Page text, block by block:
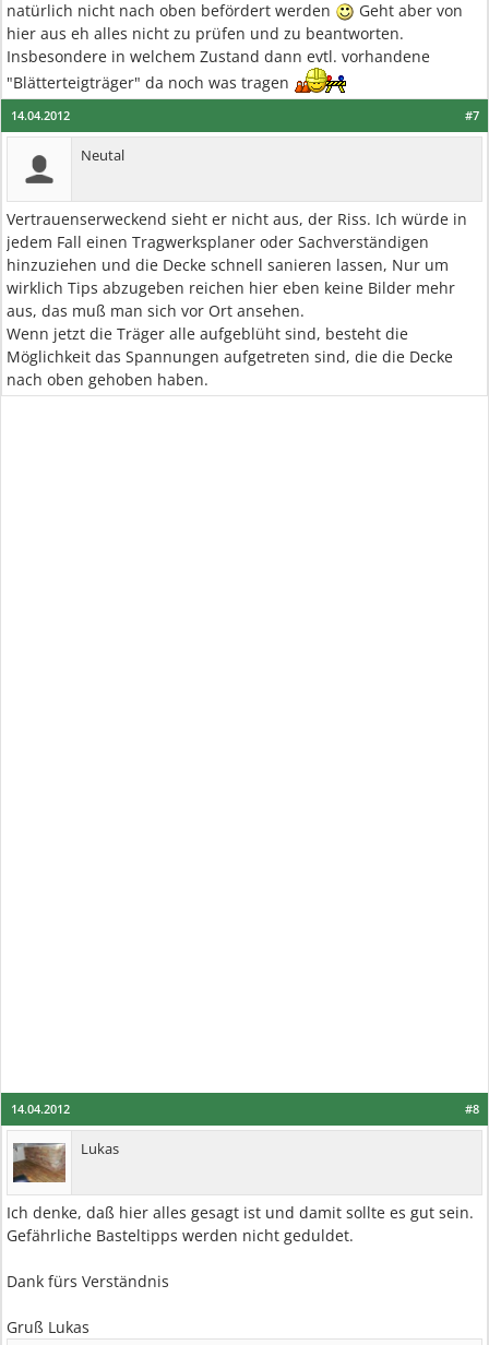
natürlich nicht nach oben befördert werden
Geht aber von
hier aus eh alles nicht zu prüfen und zu beantworten.
Insbesondere in welchem Zustand dann evtl. vorhandene
"Blätterteigträger" da noch was tragen
#7
14.04.2012
Neutal
Vertrauenserweckend sieht er nicht aus, der Riss. Ich würde in
jedem Fall einen Tragwerksplaner oder Sachverständigen
hinzuziehen und die Decke schnell sanieren lassen, Nur um
wirklich Tips abzugeben reichen hier eben keine Bilder mehr
aus, das muß man sich vor Ort ansehen.
Wenn jetzt die Träger alle aufgeblüht sind, besteht die
Möglichkeit das Spannungen aufgetreten sind, die die Decke
nach oben gehoben haben.
#8
14.04.2012
Lukas
Ich denke, daß hier alles gesagt ist und damit sollte es gut sein.
Gefährliche Basteltipps werden nicht geduldet.
Dank fürs Verständnis
Gruß Lukas